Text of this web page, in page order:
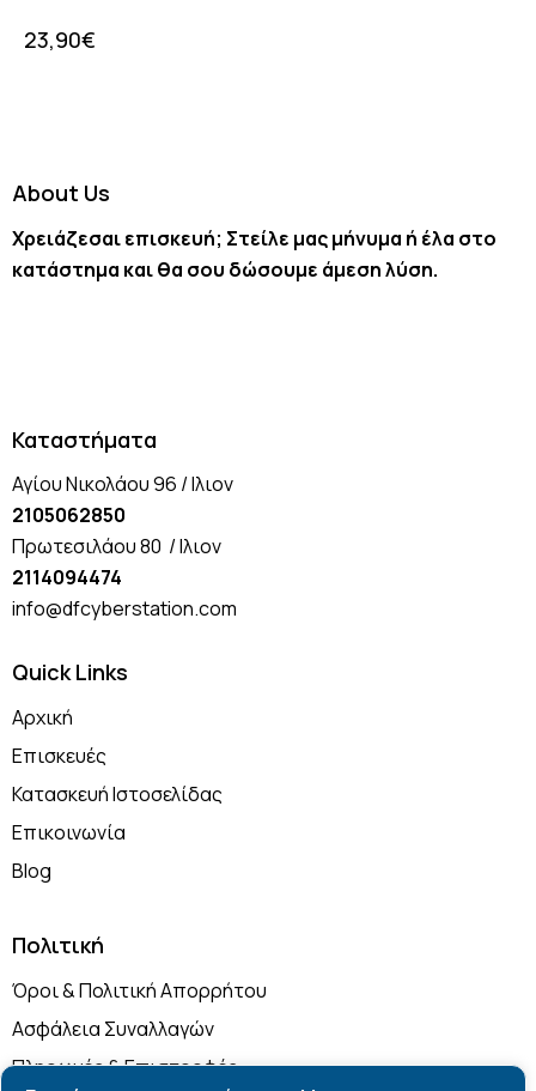
23,90€
About Us
Χρειάζεσαι επισκευή; Στείλε μας μήνυμα ή έλα στο
κατάστημα και θα σου δώσουμε άμεση λύση.
Καταστήματα
Αγίου Νικολάου 96 / Ιλιον
2105062850
Πρωτεσιλάου 80 / Ιλιον
2114094474
info@dfcyberstation.com
Quick Links
Αρχική
Επισκευές
Κατασκευή Ιστοσελίδας
Επικοινωνία
Blog
Πολιτική
Όροι & Πολιτική Απορρήτου
Ασφάλεια Συναλλαγών
Πληρωμές & Επιστροφές